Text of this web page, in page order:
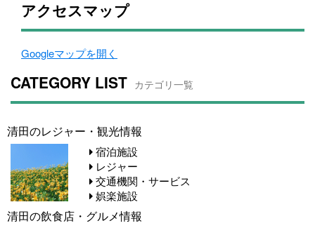
アクセスマップ
Googleマップを開く
CATEGORY LIST カテゴリ一覧
清田のレジャー・観光情報
宿泊施設
レジャー
交通機関・サービス
娯楽施設
清田の飲食店・グルメ情報